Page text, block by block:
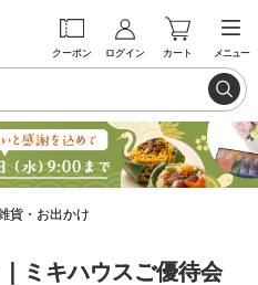
クーポン ログイン カート メニュー
貨・お出かけ
ミキハウスご優待会